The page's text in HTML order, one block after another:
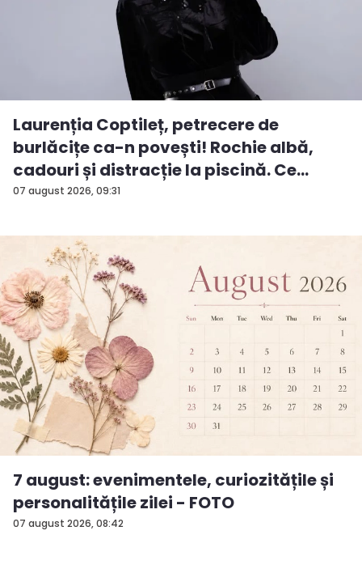
07 august 2026, 09:31
Laurenția Coptileț, petrecere de
burlăcițe ca-n povești! Rochie albă,
cadouri și distracție la piscină. Ce
surp...
07 august 2026, 08:42
7 august: evenimentele, curiozitățile și
personalitățile zilei - FOTO